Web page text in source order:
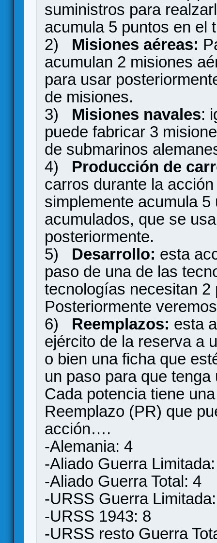
suministros para
acumula 5 puntos en el
2) Misiones aéreas:
acumulan 2 misiones
para usar
de misiones.
3) Misiones navales:
puede fabricar 3
de submarinos
4) Producción de
carros durante la
simplemente acumula
acumulados, que se
posteriormente.
5) Desarrollo: esta
paso de una de las
tecnologías necesitan
Posteriormente
6) Reemplazos: esta
ejército de la reserva a
o bien una ficha que
un paso para que
Cada potencia tiene
Reemplazo (PR) que
acción….
-Alemania: 4
-Aliado Guerra
-Aliado Guerra Total: 4
-URSS Guerra
-URSS 1943: 8
-URSS resto Guerra